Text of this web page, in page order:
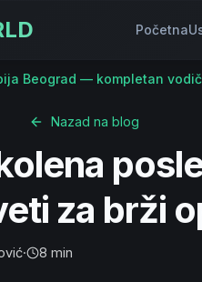
Početna
Beograd — kompletan vodič
Nazad na blog
za brži
· 8 min